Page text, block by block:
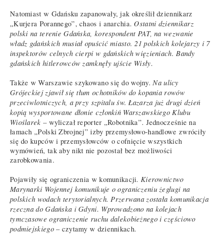
Natomiast w Gdańsku zapanowały, jak określił dziennikarz
„Kurjera Porannego”, chaos i anarchia. Ostatni dziennikarz
polski na terenie Gdańska, korespondent PAT, na wezwanie
władz gdańskich musiał opuścić miasto. 21 polskich kolejarzy i 7
inspektorów celnych cierpi w gdańskich więzieniach. Bandy
gdańskich hitlerowców zamknęły ujście Wisły.
Także w Warszawie szykowano się do wojny. Na ulicy
Grójeckiej zjawił się tłum ochotników do kopania rowów
przeciwlotniczych, a przy szpitalu św. Łazarza już drugi dzień
kopią wysportowane dłonie członkiń Warszawskiego Klubu
Wioślarek – wyliczał reporter „Robotnika”. Jednocześnie na
łamach „Polski Zbrojnej” izby przemysłowo-handlowe zwróciły
się do kupców i przemysłowców o cofnięcie wszystkich
wymówień, tak aby nikt nie pozostał bez możliwości
zarobkowania.
Pojawiły się ograniczenia w komunikacji. Kierownictwo
Marynarki Wojennej komunikuje o ograniczeniu żeglugi na
polskich wodach terytorialnych. Przerwana została komunikacja
rzeczna do Gdańska i Gdyni. Wprowadzono na kolejach
tymczasowe ograniczenie ruchu dalekobieżnego i częściowo
podmiejskiego– czytamy w dziennikach.